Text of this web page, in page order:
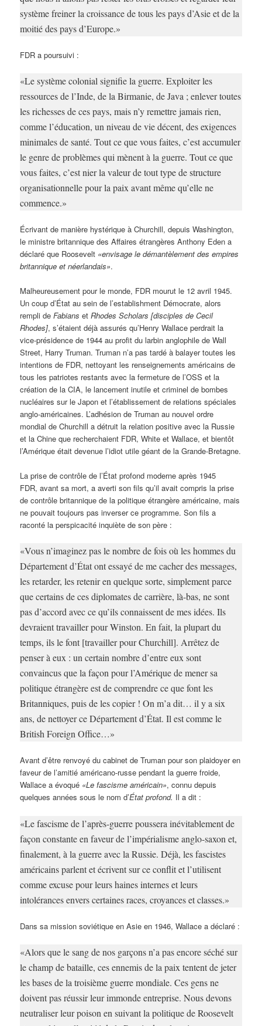
système freiner la croissance de tous les pays d’Asie et de la
moitié des pays d’Europe.»
FDR a poursuivi :
«Le système colonial signifie la guerre. Exploiter les
ressources de l’Inde, de la Birmanie, de Java ; enlever toutes
les richesses de ces pays, mais n’y remettre jamais rien,
comme l’éducation, un niveau de vie décent, des exigences
minimales de santé. Tout ce que vous faites, c’est accumuler
le genre de problèmes qui mènent à la guerre. Tout ce que
vous faites, c’est nier la valeur de tout type de structure
organisationnelle pour la paix avant même qu’elle ne
commence.»
Écrivant de manière hystérique à Churchill, depuis Washington,
le ministre britannique des Affaires étrangères Anthony Eden a
déclaré que Roosevelt «envisage le démantèlement des empires
britannique et néerlandais».
Malheureusement pour le monde, FDR mourut le 12 avril 1945.
Un coup d’État au sein de l’establishment Démocrate, alors
rempli deFabians etRhodes Scholars [disciples de Cecil
Rhodes], s’étaient déjà assurés qu’Henry Wallace perdrait la
vice-présidence de 1944 au profit du larbin anglophile de Wall
Street, Harry Truman. Truman n’a pas tardé à balayer toutes les
intentions de FDR, nettoyant les renseignements américains de
tous les patriotes restants avec la fermeture de l’OSS et la
création de la CIA, le lancement inutile et criminel de bombes
nucléaires sur le Japon et l’établissement de relations spéciales
anglo-américaines. L’adhésion de Truman au nouvel ordre
mondial de Churchill a détruit la relation positive avec la Russie
et la Chine que recherchaient FDR, White et Wallace, et bientôt
l’Amérique était devenue l’idiot utile géant de la Grande-Bretagne.
La prise de contrôle de l’État profond moderne après 1945
FDR, avant sa mort, a averti son fils qu’il avait compris la prise
de contrôle britannique de la politique étrangère américaine, mais
ne pouvait toujours pas inverser ce programme. Son fils a
raconté la perspicacité inquiète de son père :
«Vous n’imaginez pas le nombre de fois où les hommes du
Département d’État ont essayé de me cacher des messages,
les retarder, les retenir en quelque sorte, simplement parce
que certains de ces diplomates de carrière, là-bas, ne sont
pas d’accord avec ce qu’ils connaissent de mes idées. Ils
devraient travailler pour Winston. En fait, la plupart du
temps, ils le font [travailler pour Churchill]. Arrêtez de
penser à eux : un certain nombre d’entre eux sont
convaincus que la façon pour l’Amérique de mener sa
politique étrangère est de comprendre ce que font les
Britanniques, puis de les copier ! On m’a dit… il y a six
ans, de nettoyer ce Département d’État. Il est comme le
British Foreign Office…»
Avant d’être renvoyé du cabinet de Truman pour son plaidoyer en
faveur de l’amitié américano-russe pendant la guerre froide,
Wallace a évoqué «Le fascisme américain», connu depuis
quelques années sous le nom d’État profond. Il a dit :
«Le fascisme de l’après-guerre poussera inévitablement de
façon constante en faveur de l’impérialisme anglo-saxon et,
finalement, à la guerre avec la Russie. Déjà, les fascistes
américains parlent et écrivent sur ce conflit et l’utilisent
comme excuse pour leurs haines internes et leurs
intolérances envers certaines races, croyances et classes.»
Dans sa mission soviétique en Asie en 1946, Wallace a déclaré :
«Alors que le sang de nos garçons n’a pas encore séché sur
le champ de bataille, ces ennemis de la paix tentent de jeter
les bases de la troisième guerre mondiale. Ces gens ne
doivent pas réussir leur immonde entreprise. Nous devons
neutraliser leur poison en suivant la politique de Roosevelt